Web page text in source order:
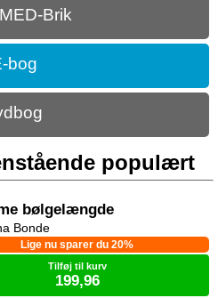
Brik
bog
populært
bølgelængde
Lige nu sparer du 20%
Bonde
Tilføj til kurv
199,96